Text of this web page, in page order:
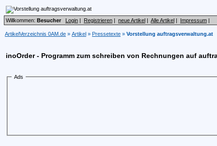
Willkommen: Besucher Login | Registrieren | neue Artikel | Alle Artikel | Impressum |
ArtikelVerzeichnis 0AM.de » Artikel » Pressetexte » Vorstellung auftragsverwaltung.at
inoOrder - Programm zum schreiben von Rechnungen auf
Ads